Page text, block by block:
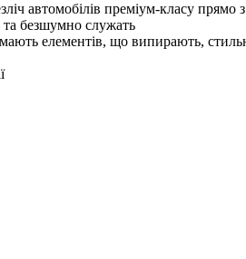
автомобілів преміум-класу прямо
та безшумно служать
елементів, що випирають,